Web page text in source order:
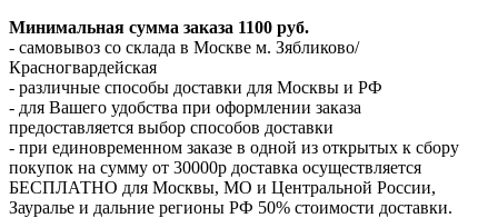
Минимальная сумма заказа 1100 руб.
- самовывоз со склада в Москве м. Зябликово/
Красногвардейская
- различные способы доставки для Москвы и РФ
- для Вашего удобства при оформлении заказа
предоставляется выбор способов доставки
- при единовременном заказе в одной из открытых к сбору
покупок на сумму от 30000р доставка осуществляется
БЕСПЛАТНО для Москвы, МО и Центральной России,
Зауралье и дальние регионы РФ 50% стоимости доставки.